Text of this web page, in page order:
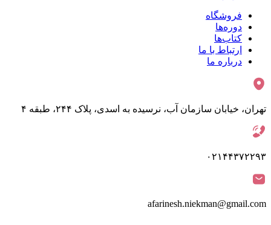
فروشگاه
دوره‌ها
کتاب‌ها
ارتباط با ما
درباره ما
تهران، خیابان سازمان آب، نرسیده به اسدی، پلاک ۲۴۴، طبقه ۴
۰۲۱۴۴۳۷۲۲۹۳
afarinesh.niekman@gmail.com